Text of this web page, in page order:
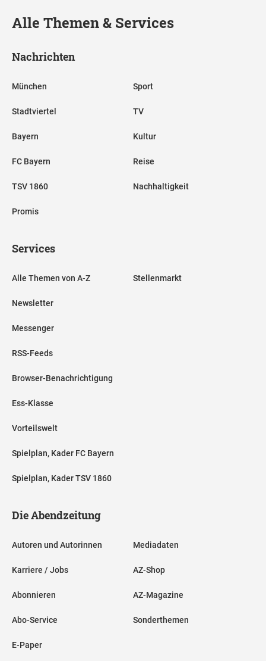
Alle Themen & Services
Nachrichten
München
Stadtviertel
Bayern
FC Bayern
TSV 1860
Promis
Sport
TV
Kultur
Reise
Nachhaltigkeit
Services
Alle Themen von A-Z
Newsletter
Messenger
RSS-Feeds
Browser-Benachrichtigung
Ess-Klasse
Vorteilswelt
Spielplan, Kader FC Bayern
Spielplan, Kader TSV 1860
Stellenmarkt
Die Abendzeitung
Autoren und Autorinnen
Karriere / Jobs
Abonnieren
Abo-Service
E-Paper
Mediadaten
AZ-Shop
AZ-Magazine
Sonderthemen